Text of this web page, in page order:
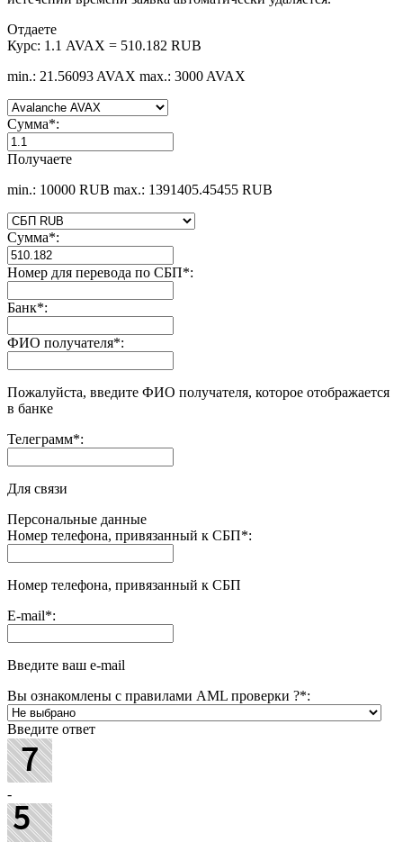
Отдаете
Курс: 1.1 AVAX = 510.182 RUB
min.: 21.56093 AVAX max.: 3000 AVAX
Сумма*:
Получаете
min.: 10000 RUB max.: 1391405.45455 RUB
Сумма*:
Номер для перевода по СБП*:
Банк*:
ФИО получателя*:
Пожалуйста, введите ФИО получателя, которое отображается
в банке
Телеграмм*:
Для связи
Персональные данные
Номер телефона, привязанный к СБП*:
Номер телефона, привязанный к СБП
E-mail*:
Введите ваш e-mail
Вы ознакомлены с правилами AML проверки ?*:
Введите ответ
-